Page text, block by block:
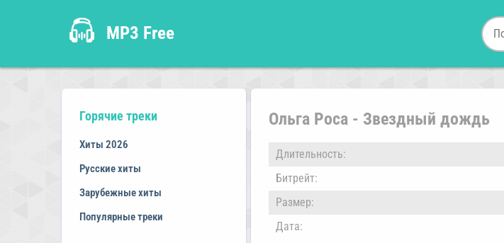
MP3 Free
Горячие треки
Хиты 2026
Русские хиты
Зарубежные хиты
Популярные треки
Ольга Роса - Звездный дождь
Длительность:
Битрейт:
Размер:
Дата: